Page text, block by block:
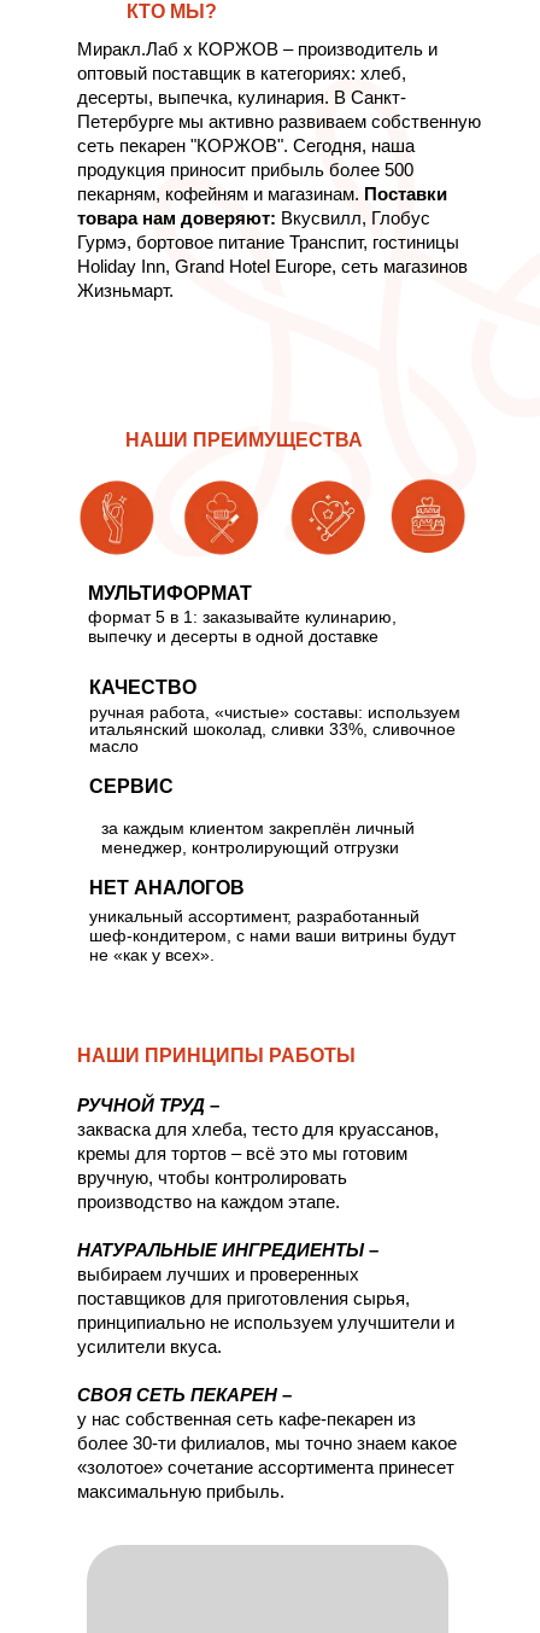
КТО МЫ?
Миракл.Лаб х КОРЖОВ – производитель и
оптовый поставщик в категориях: хлеб,
десерты, выпечка, кулинария. В Санкт-
Петербурге мы активно развиваем собственную
сеть пекарен "КОРЖОВ". Сегодня, наша
продукция приносит прибыль более 500
пекарням, кофейням и магазинам. Поставки
товара нам доверяют: Вкусвилл, Глобус
Гурмэ, бортовое питание Транспит, гостиницы
Holiday Inn, Grand Hotel Europe, сеть магазинов
Жизньмарт.
НАШИ ПРЕИМУЩЕСТВА
КАЧЕСТВО
НЕТ АНАЛОГОВ
СЕРВИС
МУЛЬТИФОРМАТ
ручная работа, «чистые» составы: используем
итальянский шоколад, сливки 33%, сливочное
масло
уникальный ассортимент, разработанный
шеф-кондитером, с нами ваши витрины будут
не «как у всех».
формат 5 в 1: заказывайте кулинарию,
выпечку и десерты в одной доставке
за каждым клиентом закреплён личный
менеджер, контролирующий отгрузки
НАШИ ПРИНЦИПЫ РАБОТЫ
РУЧНОЙ ТРУД –
закваска для хлеба, тесто для круассанов,
кремы для тортов – всё это мы готовим
вручную, чтобы контролировать
производство на каждом этапе.
НАТУРАЛЬНЫЕ ИНГРЕДИЕНТЫ–
выбираем лучших и проверенных
поставщиков для приготовления сырья,
принципиально не используем улучшители и
усилители вкуса.
СВОЯ СЕТЬ ПЕКАРЕН –
у нас собственная сеть кафе-пекарен из
более 30-ти филиалов, мы точно знаем какое
«золотое» сочетание ассортимента принесет
максимальную прибыль.